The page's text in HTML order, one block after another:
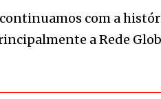
com a
a Rede